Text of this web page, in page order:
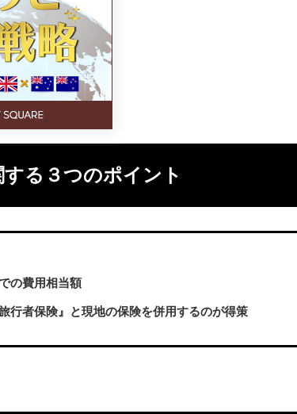
る３つのポイント
の費用相当額
行者保険』と現地の保険を併用するのが得策